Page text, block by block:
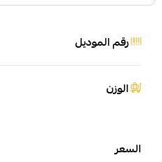
رقم الموديل
الوزن
السعر